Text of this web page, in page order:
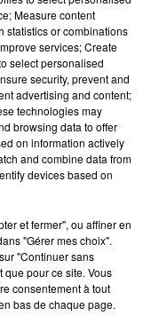
brune sort des
à Strasbourg :
: rencontre
Measure content
statistics or combinations
services; Create
select personalised
security, prevent and
advertising and content;
technologies may
browsing data to offer
on information actively
and combine data from
devices based on
et fermer", ou affiner en
"Gérer mes choix".
"Continuer sans
pour ce site. Vous
consentement à tout
bas de chaque page.